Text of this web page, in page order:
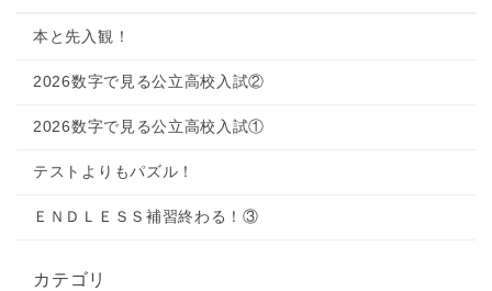
本と先入観！
2026数字で見る公立高校入試②
2026数字で見る公立高校入試①
テストよりもパズル！
ＥＮＤＬＥＳＳ補習終わる！③
カテゴリ